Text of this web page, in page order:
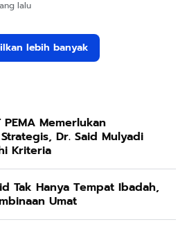
lalu
lebih banyak
PEMA Memerlukan
Dr. Said Mulyadi
Kriteria
Tak Hanya Tempat Ibadah,
Umat